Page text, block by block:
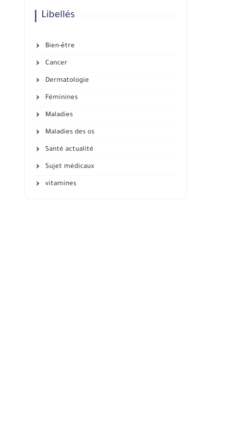
Libellés
Bien-être
Cancer
Dermatologie
Féminines
Maladies
Maladies des os
Santé actualité
Sujet médicaux
vitamines